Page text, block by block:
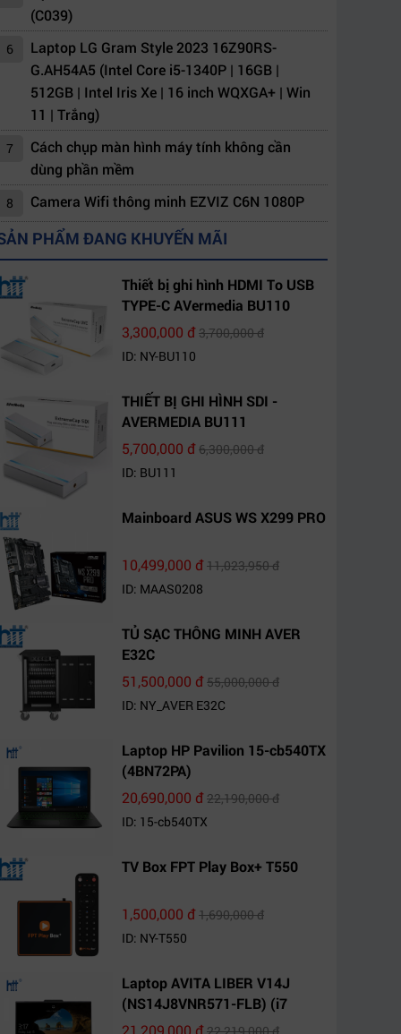
(C039)
6
Laptop LG Gram Style 2023 16Z90RS-
G.AH54A5 (Intel Core i5-1340P | 16GB |
512GB | Intel Iris Xe | 16 inch WQXGA+ | Win
11 | Trắng)
7
Cách chụp màn hình máy tính không cần
dùng phần mềm
8 Camera Wifi thông minh EZVIZ C6N 1080P
PHẨM ĐANG KHUYẾN MÃI
Thiết bị ghi hình HDMI To USB
TYPE-C AVermedia BU110
3,300,000 đ3,700,000 đ
ID: NY-BU110
THIẾT BỊ GHI HÌNH SDI -
AVERMEDIA BU111
5,700,000 đ6,300,000 đ
ID: BU111
Mainboard ASUS WS X299 PRO
10,499,000 đ11,023,950 đ
ID: MAAS0208
TỦ SẠC THÔNG MINH AVER
E32C
51,500,000 đ55,000,000 đ
ID: NY_AVER E32C
Laptop HP Pavilion 15-cb540TX
(4BN72PA)
20,690,000 đ22,190,000 đ
ID: 15-cb540TX
TV Box FPT Play Box+ T550
1,500,000 đ1,690,000 đ
ID: NY-T550
Laptop AVITA LIBER V14J
(NS14J8VNR571-FLB) (i7
10510U/8GB RAM/1TB
21,209,000 đ